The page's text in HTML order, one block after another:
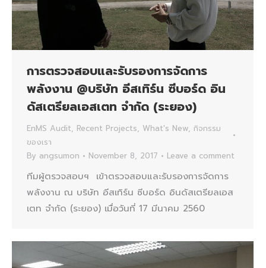
การตรวจสอบและรับรองการจัดการ
พลังงาน @บริษัท อีสเทิร์น ซีบอร์ด อิน
ดัสเตรียลเอสเตท จำกัด (ระยอง)
EnMS Audit, Recent Projects, What's New, กิจกรรม
ของเรา
By angsumon November 8, 2017 Leave a comment
ทีมผู้ตรวจสอบฯ เข้าตรวจสอบและรับรองการจัดการ
พลังงาน ณ บริษัท อีสเทิร์น ซีบอร์ด อินดัสเตรียลเอส
เตท จำกัด (ระยอง) เมื่อวันที่ 17 มีนาคม 2560